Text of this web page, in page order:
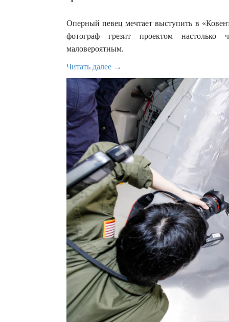
Оперный певец мечтает выступить в
фотограф грезит проектом настолько
маловероятным.
Читать далее →